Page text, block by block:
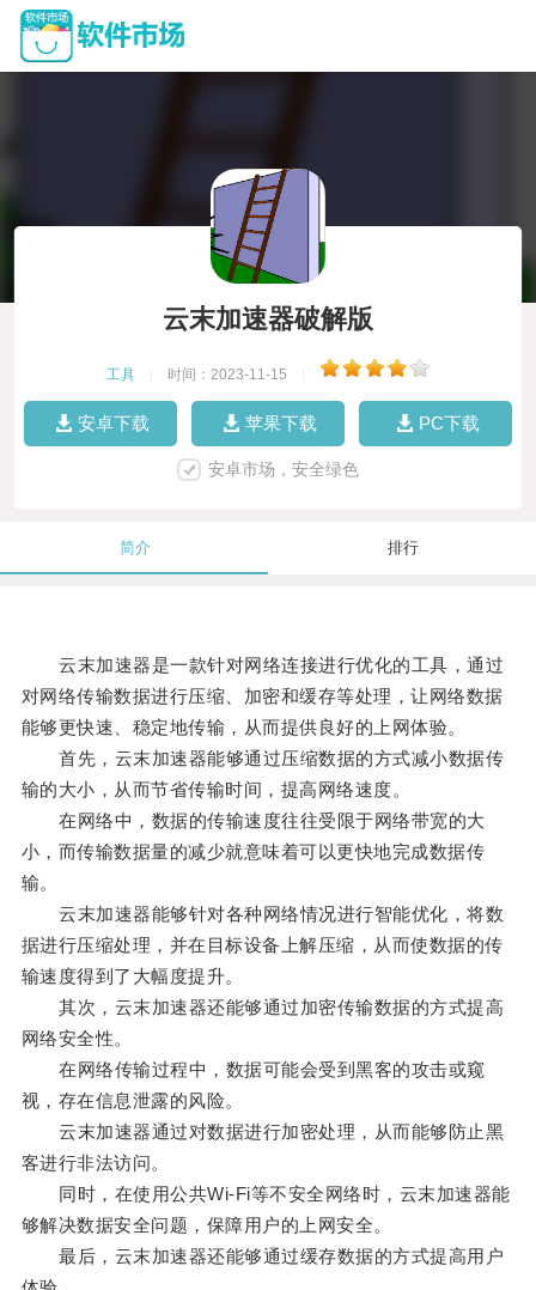
云末加速器破解版
工具 时间：2023-11-15
安卓下载 苹果下载 PC下载
安卓市场，安全绿色
简介 排行
云末加速器是一款针对网络连接进行优化的工具，通过
对网络传输数据进行压缩、加密和缓存等处理，让网络数据
能够更快速、稳定地传输，从而提供良好的上网体验。
首先，云末加速器能够通过压缩数据的方式减小数据传
输的大小，从而节省传输时间，提高网络速度。
在网络中，数据的传输速度往往受限于网络带宽的大
小，而传输数据量的减少就意味着可以更快地完成数据传
输。
云末加速器能够针对各种网络情况进行智能优化，将数
据进行压缩处理，并在目标设备上解压缩，从而使数据的传
输速度得到了大幅度提升。
其次，云末加速器还能够通过加密传输数据的方式提高
网络安全性。
在网络传输过程中，数据可能会受到黑客的攻击或窥
视，存在信息泄露的风险。
云末加速器通过对数据进行加密处理，从而能够防止黑
客进行非法访问。
同时，在使用公共Wi-Fi等不安全网络时，云末加速器能
够解决数据安全问题，保障用户的上网安全。
最后，云末加速器还能够通过缓存数据的方式提高用户